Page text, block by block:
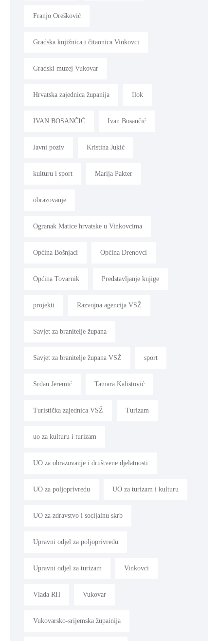
Franjo Orešković
Gradska knjižnica i čitaonica Vinkovci
Gradski muzej Vukovar
Hrvatska zajednica županija Ilok
IVAN BOSANČIĆ Ivan Bosančić
Javni poziv Kristina Jukić
kulturu i sport Marija Pakter
obrazovanje
Ogranak Matice hrvatske u Vinkovcima
Općina Bošnjaci Općina Drenovci
Općina Tovarnik Predstavljanje knjige
projekti Razvojna agencija VSŽ
Savjet za branitelje župana
Savjet za branitelje župana VSŽ sport
Srđan Jeremić Tamara Kalistović
Turistička zajednica VSŽ Turizam
uo za kulturu i turizam
UO za obrazovanje i društvene djelatnosti
UO za poljoprivredu UO za turizam i kulturu
UO za zdravstvo i socijalnu skrb
Upravni odjel za poljoprivredu
Upravni odjel za turizam Vinkovci
Vlada RH Vukovar
Vukovarsko-srijemska župainija